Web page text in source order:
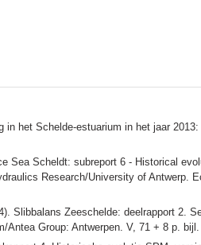
in het Schelde-estuarium in het jaar
Sea Scheldt: subreport 6 - Historical
Research/University of Antwerp.
Slibbalans Zeeschelde: deelrapport 2.
Antea Group: Antwerpen. V, 71 + 8 p. bijl.